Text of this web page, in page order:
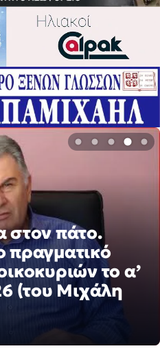
πάτο.
2026 (του
την πλατεία
μεγάλη